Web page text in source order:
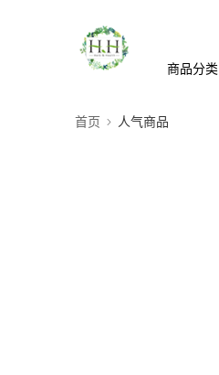
商品分类
首页 人气商品